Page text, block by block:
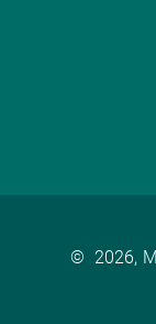
© 2026,